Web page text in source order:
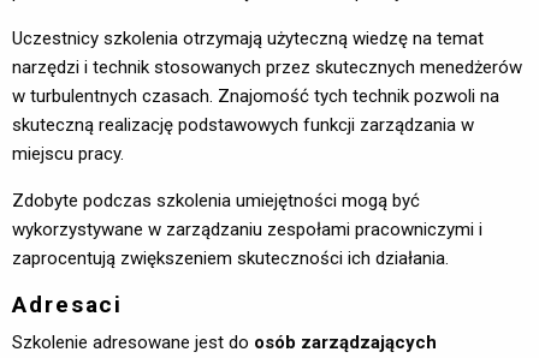
Uczestnicy szkolenia otrzymają użyteczną wiedzę na temat
narzędzi i technik stosowanych przez skutecznych menedżerów
w turbulentnych czasach. Znajomość tych technik pozwoli na
skuteczną realizację podstawowych funkcji zarządzania w
miejscu pracy.
Zdobyte podczas szkolenia umiejętności mogą być
wykorzystywane w zarządzaniu zespołami pracowniczymi i
zaprocentują zwiększeniem skuteczności ich działania.
Adresaci
Szkolenie adresowane jest do osób zarządzających